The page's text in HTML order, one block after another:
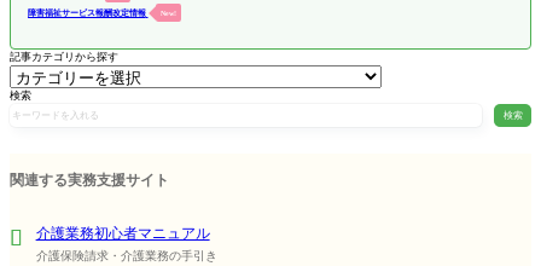
障害福祉サービス報酬改定情報 New!
記事カテゴリから探す
検索
検索
関連する実務支援サイト
介護業務初心者マニュアル
介護保険請求・介護業務の手引き